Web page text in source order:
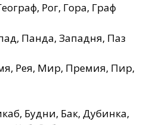
Рог, Гора, Граф
Панда, Западня, Паз
Рея, Мир, Премия, Пир,
Будни, Бак, Дубинка,